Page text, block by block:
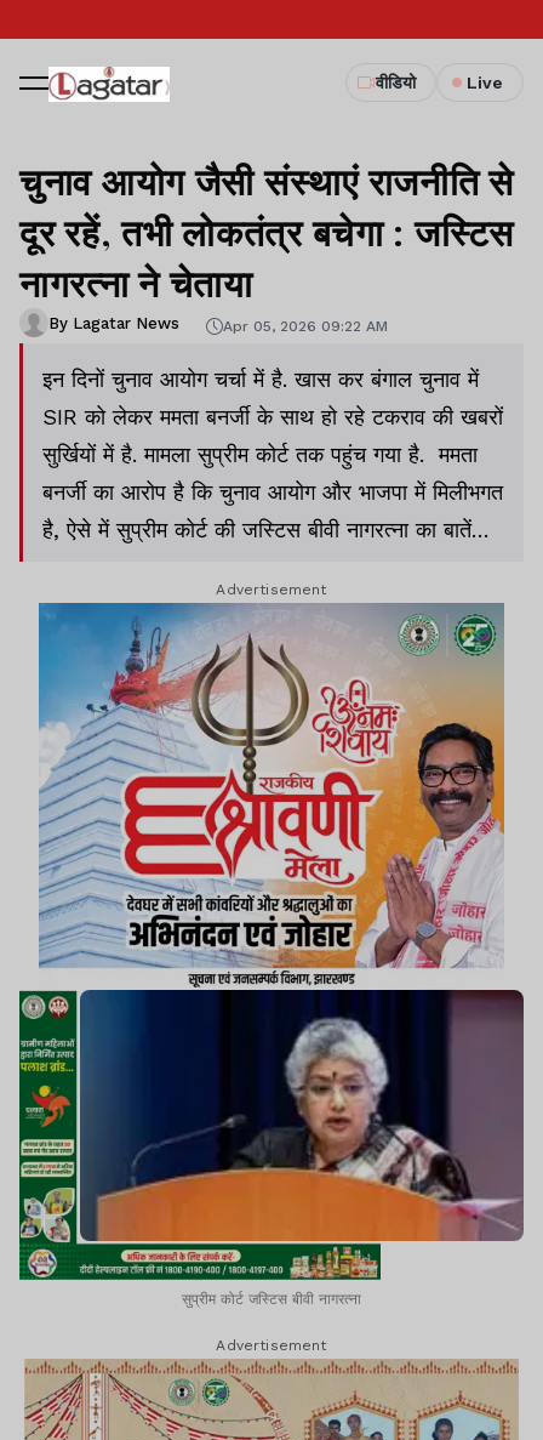
वीडियो Live
चुनाव आयोग जैसी संस्थाएं राजनीति से
दूर रहें, तभी लोकतंत्र बचेगा : जस्टिस
नागरत्ना ने चेताया
By Lagatar News Apr 05, 2026 09:22 AM
इन दिनों चुनाव आयोग चर्चा में है. खास कर बंगाल चुनाव में
SIR को लेकर ममता बनर्जी के साथ हो रहे टकराव की खबरों
सुर्खियों में है. मामला सुप्रीम कोर्ट तक पहुंच गया है. ममता
बनर्जी का आरोप है कि चुनाव आयोग और भाजपा में मिलीभगत
है, ऐसे में सुप्रीम कोर्ट की जस्टिस बीवी नागरत्ना का बातें
Advertisement
सुप्रीम कोर्ट जस्टिस बीवी नागरत्ना
Advertisement